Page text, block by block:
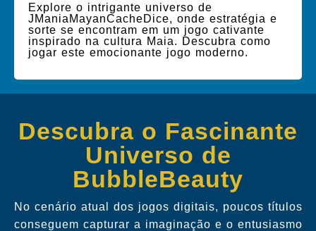
Explore o intrigante universo de
JManiaMayanCacheDice, onde estratégia e
sorte se encontram em um jogo cativante
inspirado na cultura Maia. Descubra como
jogar este emocionante jogo moderno.
Descubra o Fascinante
Universo de
BubbleBeauty
No cenário atual dos jogos digitais, poucos títulos
conseguem capturar a imaginação e o entusiasmo